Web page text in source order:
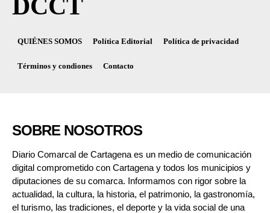
DCCT
QUIÉNES SOMOS Política Editorial Política de privacidad
Términos y condiones Contacto
SOBRE NOSOTROS
Diario Comarcal de Cartagena es un medio de comunicación
digital comprometido con Cartagena y todos los municipios y
diputaciones de su comarca. Informamos con rigor sobre la
actualidad, la cultura, la historia, el patrimonio, la gastronomía,
el turismo, las tradiciones, el deporte y la vida social de una